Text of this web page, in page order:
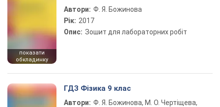
показати
обкладинку
Автори: Ф. Я. Божинова
Рік: 2017
Опис:
Зошит для лабораторних робіт
ГДЗ Фізика 9 клас
Автори: Ф. Я. Божинова, М. О. Чертіщева,